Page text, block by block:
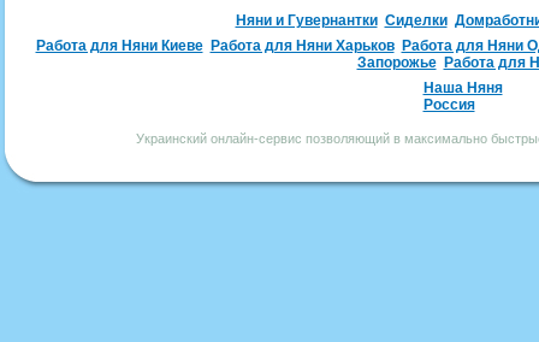
Няни и Гувернантки Сиделки
Работа для Няни Киеве
Работа для Няни Харьков
Работа для Няни
Запорожье
Работа для
Наша Няня
Россия
Украинский онлайн-сервис позволяющий в максимально